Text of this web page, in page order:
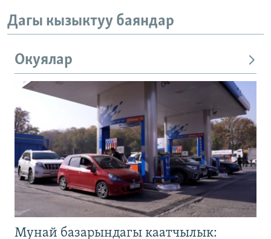
Дагы кызыктуу баяндар
Окуялар
Мунай базарындагы каатчылык: